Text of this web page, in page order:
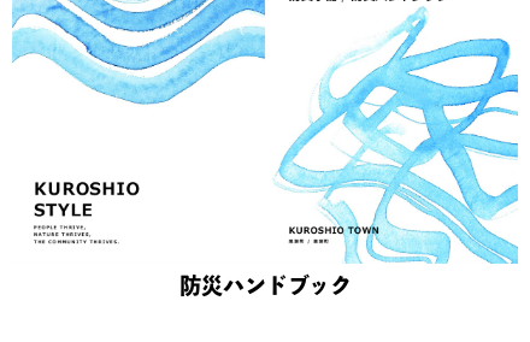
防災ハンドブック